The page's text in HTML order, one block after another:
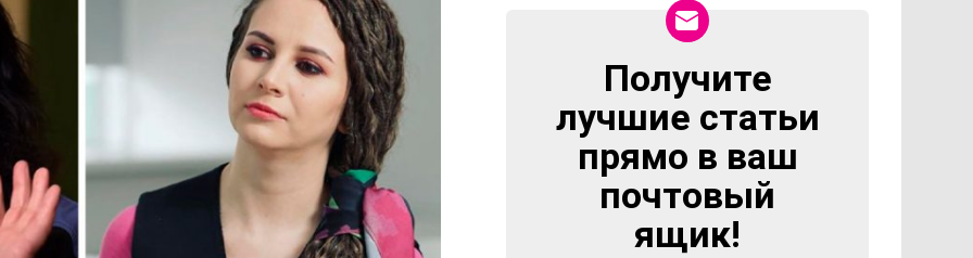
NEWSLETTER
Получите
лучшие статьи
прямо в ваш
почтовый
ящик!